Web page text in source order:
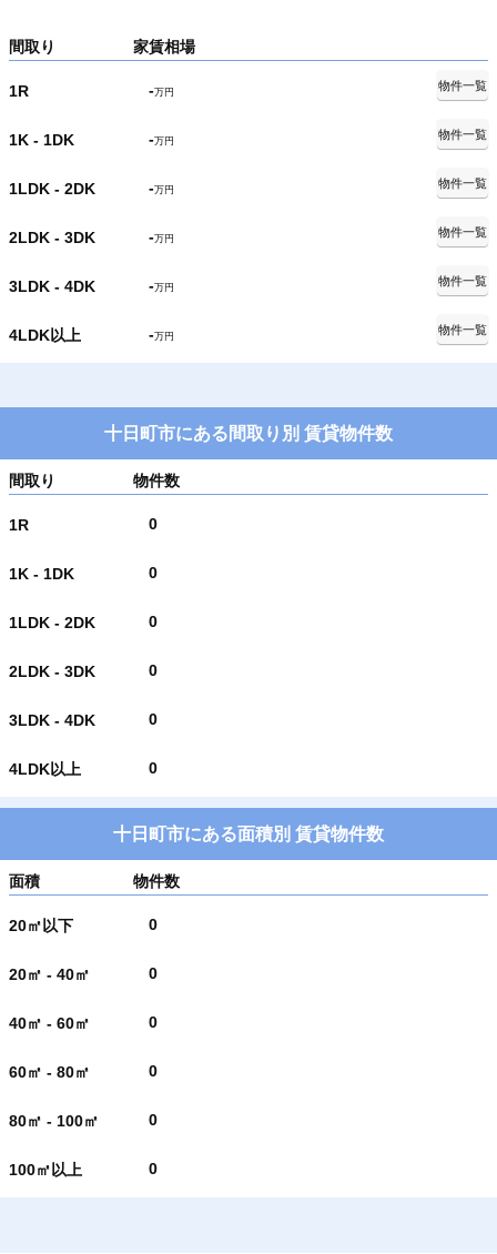
間取り 家賃相場
1R -万円
物件一覧
1K - 1DK -万円
物件一覧
1LDK - 2DK -万円
物件一覧
2LDK - 3DK -万円
物件一覧
3LDK - 4DK -万円
物件一覧
4LDK以上 -万円
物件一覧
十日町市にある間取り別 賃貸物件数
間取り 物件数
1R 0
1K - 1DK 0
1LDK - 2DK 0
2LDK - 3DK 0
3LDK - 4DK 0
4LDK以上 0
十日町市にある面積別 賃貸物件数
面積 物件数
20㎡以下 0
20㎡ - 40㎡ 0
40㎡ - 60㎡ 0
60㎡ - 80㎡ 0
80㎡ - 100㎡ 0
100㎡以上 0